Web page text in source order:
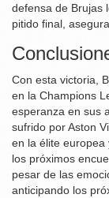
defensa de Brujas
pitido final,
Con esta victoria,
en la Champions
esperanza en sus
sufrido por Aston
en la élite europea
los próximos
pesar de las
anticipando los